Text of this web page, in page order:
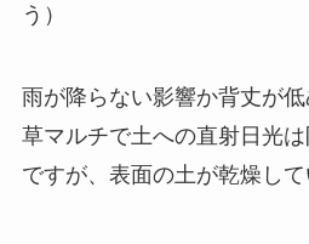
う）
雨が降らない影響か背丈が低
草マルチで土への直射日光
ですが、表面の土が乾燥して